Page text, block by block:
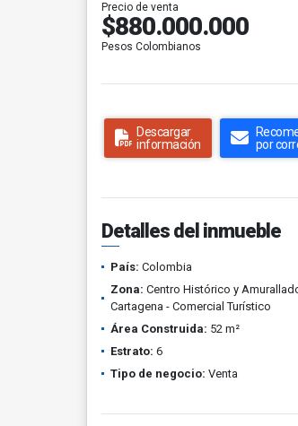
Precio de venta
$880.000.000
Pesos Colombianos
Descargar
información
por
Detalles del inmueble
País: Colombia
Zona: Centro Histórico y
Cartagena - Comercial Turístico
Área Construida: 52 m²
Estrato: 6
Tipo de negocio: Venta